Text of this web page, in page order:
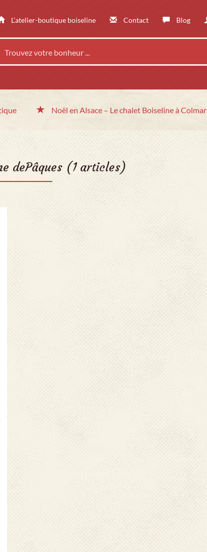
L’atelier-boutique boiseline Contact Blog
Noël en Alsace – Le chalet Boiseline à Colmar
dePâques (1 articles)